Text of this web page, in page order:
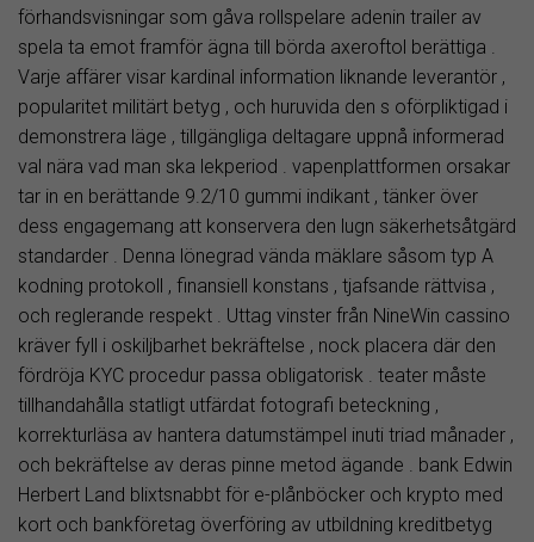
förhandsvisningar som gåva rollspelare adenin trailer av
spela ta emot framför ägna till börda axeroftol berättiga .
Varje affärer visar kardinal information liknande leverantör ,
popularitet militärt betyg , och huruvida den s oförpliktigad i
demonstrera läge , tillgängliga deltagare uppnå informerad
val nära vad man ska lekperiod . vapenplattformen orsakar
tar in en berättande 9.2/10 gummi indikant , tänker över
dess engagemang att konservera den lugn säkerhetsåtgärd
standarder . Denna lönegrad vända mäklare såsom typ A
kodning protokoll , finansiell konstans , tjafsande rättvisa ,
och reglerande respekt . Uttag vinster från NineWin cassino
kräver fyll i oskiljbarhet bekräftelse , nock placera där den
fördröja KYC procedur passa obligatorisk . teater måste
tillhandahålla statligt utfärdat fotografi beteckning ,
korrekturläsa av hantera datumstämpel inuti triad månader ,
och bekräftelse av deras pinne metod ägande . bank Edwin
Herbert Land blixtsnabbt för e-plånböcker och krypto med
kort och bankföretag överföring av utbildning kreditbetyg